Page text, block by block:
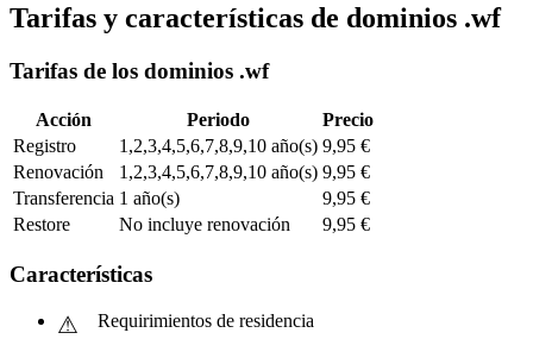
Tarifas y características de dominios .wf
Tarifas de los dominios .wf
Acción Periodo
Precio
Registro
1,2,3,4,5,6,7,8,9,10 año(s) 9,95 €
Renovación
1,2,3,4,5,6,7,8,9,10 año(s) 9,95 €
Transferencia 1 año(s)
9,95 €
Restore
No incluye renovación 9,95 €
Características
Requirimientos de residencia